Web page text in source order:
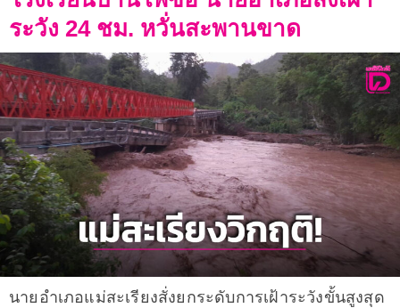
ระวัง 24 ชม. หวั่นสะพานขาด
นายอำเภอแม่สะเรียงสั่งยกระดับการเฝ้าระวังขั้นสูงสุด